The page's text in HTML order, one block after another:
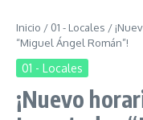
Inicio / 01 - Locales /
“Miguel Ángel Román”!
01 - Locales
¡Nuevo